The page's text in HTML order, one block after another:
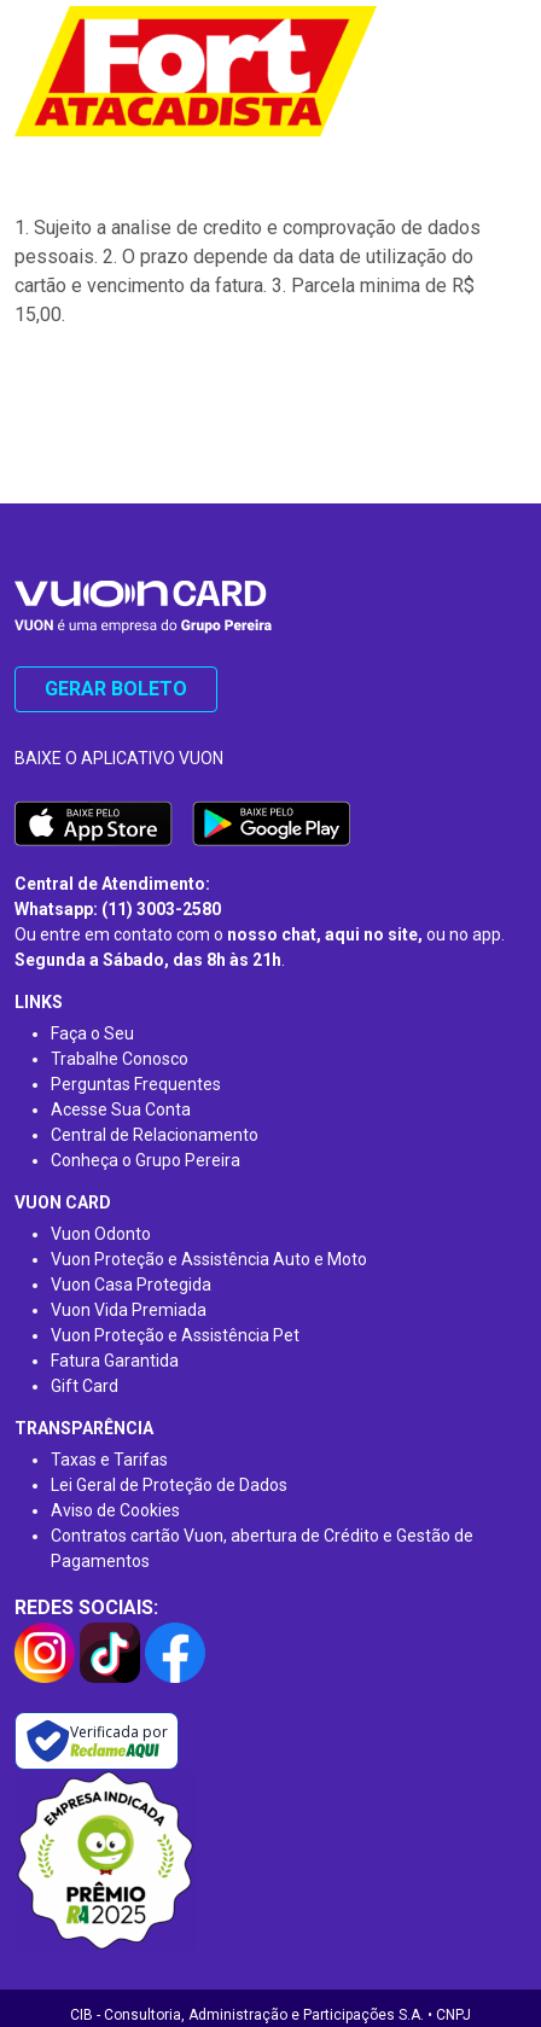
1. Sujeito a analise de credito e comprovação de dados
pessoais. 2. O prazo depende da data de utilização do
cartão e vencimento da fatura. 3. Parcela minima de R$
15,00.
GERAR BOLETO
BAIXE O APLICATIVO VUON
Central de Atendimento:
Whatsapp: (11) 3003-2580
Ou entre em contato com o nosso chat, aqui no site, ou no app.
Segunda a Sábado, das 8h às 21h.
LINKS
Faça o Seu
Trabalhe Conosco
Perguntas Frequentes
Acesse Sua Conta
Central de Relacionamento
Conheça o Grupo Pereira
VUON CARD
Vuon Odonto
Vuon Proteção e Assistência Auto e Moto
Vuon Casa Protegida
Vuon Vida Premiada
Vuon Proteção e Assistência Pet
Fatura Garantida
Gift Card
TRANSPARÊNCIA
Taxas e Tarifas
Lei Geral de Proteção de Dados
Aviso de Cookies
Contratos cartão Vuon, abertura de Crédito e Gestão de
Pagamentos
REDES SOCIAIS:
Verificada por
CIB - Consultoria, Administração e Participações S.A. • CNPJ